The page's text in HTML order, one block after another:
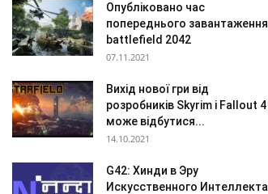
Опубліковано час
попереднього завантаження
battlefield 2042
07.11.2021
Вихід нової гри від
розробників Skyrim і Fallout 4
може відбутися...
14.10.2021
G42: Хинди в Эру
Искусственного Интеллекта